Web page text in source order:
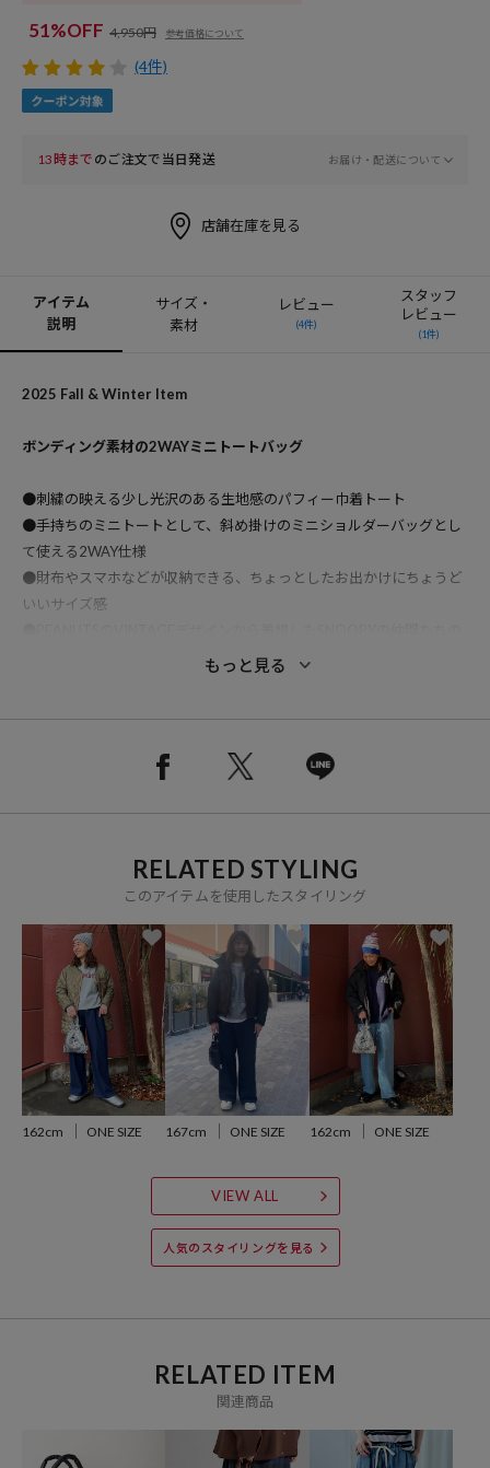
51%OFF 4,950円 参考価格について
(4件)
13時まで のご注文で当日発送 お届け・配送について
店舗在庫を見る
アイテム
説明
サイズ・
素材
レビュー
(4件)
スタッフ
レビュー
(1件)
2025 Fall & Winter Item
ボンディング素材の2WAYミニトートバッグ
●刺繍の映える少し光沢のある生地感のパフィー巾着トート
●手持ちのミニトートとして、斜め掛けのミニショルダーバッグとし
て使える2WAY仕様
●財布やスマホなどが収納できる、ちょっとしたお出かけにちょうど
いいサイズ感
●内側のカラーはそれぞれ異なります（ブラック：ベージュ、シルバ
※こちらの商品は、弊社管理上のカラーを表記しております為、タグ
のカラー表記と異なる記載となっております。
【サイト表記：タグ表記/メーカー品番】
・シルバー：JOE COOL
・ブラック：SNOOPY
※掲載画像の商品の色味は、屋外や屋内の光の照射や角度により実物
と色味が異なる場合がございます。また表示のサイズ感と実物は若干
※着用、お取り扱いの際は、商品についている品質表示とアテンショ
ンタグを必ずご確認下さい。
円（2025年9月25日時点）
行予約・先行割引は含まれません）開始時点の価格です。
もっと見る
RELATED STYLING
このアイテムを使用したスタイリング
162cm ONE SIZE 167cm ONE SIZE 162cm ONE SIZE
VIEW ALL
人気のスタイリングを見る
RELATED ITEM
関連商品